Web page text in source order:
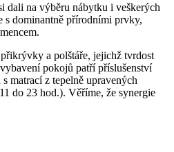
dali na výběru nábytku i veškerých
s dominantně přírodními prvky,
a polštáře, jejichž tvrdost
pokojů patří příslušenství
matrací z tepelně upravených
do 23 hod.). Věříme, že synergie